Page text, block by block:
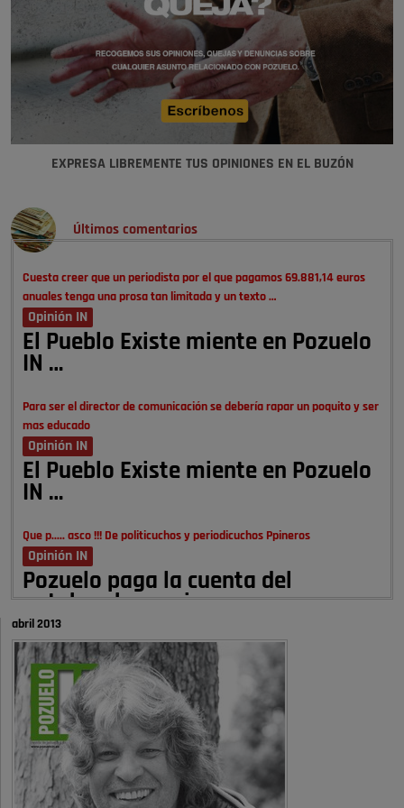
EXPRESA LIBREMENTE TUS OPINIONES EN EL BUZÓN
Últimos comentarios
Cuesta creer que un periodista por el que pagamos 69.881,14 euros
anuales tenga una prosa tan limitada y un texto …
Opinión IN
El Pueblo Existe miente en Pozuelo
IN …
Para ser el director de comunicación se debería rapar un poquito y ser
mas educado
Opinión IN
El Pueblo Existe miente en Pozuelo
IN …
Que p..... asco !!! De politicuchos y periodicuchos Ppineros
Opinión IN
Pozuelo paga la cuenta del
autobombo: casi …
Señora Alcaldesa Ud no ha vivido nunca en Pozuelo , pero yo si desde
hace más de 60 años , …
Pozuelo de Alarcón
Quejas por el deterioro de la
limpieza …
A ver si es posible que haya vivienda para familias con hijos y no
solamente jóvenes que no es tan …
abril 2013